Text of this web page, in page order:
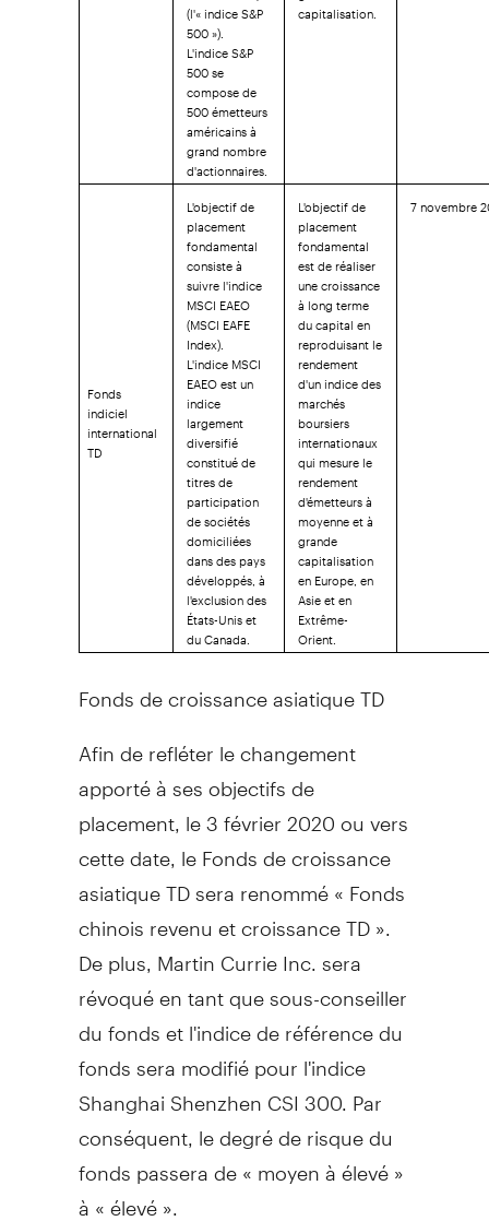
(l'« indice S&P
500 »).
L'indice S&P
500 se
compose de
500 émetteurs
américains à
grand nombre
d'actionnaires.
capitalisation.
Fonds
indiciel
international
TD
L'objectif de
placement
fondamental
consiste à
suivre l'indice
MSCI EAEO
(MSCI EAFE
Index).
L'indice MSCI
EAEO est un
indice
largement
diversifié
constitué de
titres de
participation
de sociétés
domiciliées
dans des pays
développés, à
l'exclusion des
États-Unis et
du Canada.
L'objectif de
placement
fondamental
est de réaliser
une croissance
à long terme
du capital en
reproduisant le
rendement
d'un indice des
marchés
boursiers
internationaux
qui mesure le
rendement
d'émetteurs à
moyenne et à
grande
capitalisation
en Europe, en
Asie et en
Extrême-
Orient.
7 novembre
Fonds de croissance asiatique TD
Afin de refléter le changement
apporté à ses objectifs de
placement, le 3 février 2020 ou vers
cette date, le Fonds de croissance
asiatique TD sera renommé « Fonds
chinois revenu et croissance TD ».
De plus, Martin Currie Inc. sera
révoqué en tant que sous-conseiller
du fonds et l'indice de référence du
fonds sera modifié pour l'indice
Shanghai Shenzhen CSI 300. Par
conséquent, le degré de risque du
fonds passera de « moyen à élevé »
à « élevé ».